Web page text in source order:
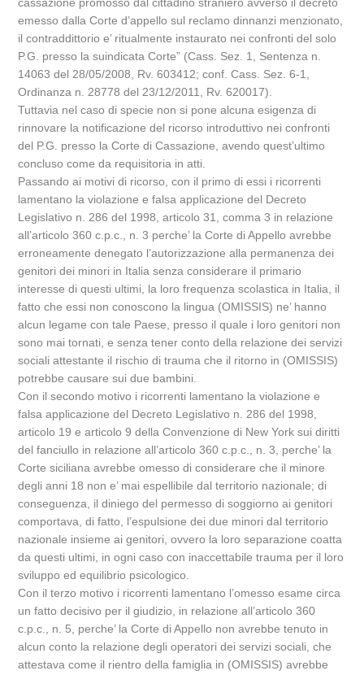
emesso dalla Corte d’appello sul reclamo dinnanzi menzionato,
il contraddittorio e’ ritualmente instaurato nei confronti del solo
P.G. presso la suindicata Corte” (Cass. Sez. 1, Sentenza n.
14063 del 28/05/2008, Rv. 603412; conf. Cass. Sez. 6-1,
Ordinanza n. 28778 del 23/12/2011, Rv. 620017).
Tuttavia nel caso di specie non si pone alcuna esigenza di
rinnovare la notificazione del ricorso introduttivo nei confronti
del P.G. presso la Corte di Cassazione, avendo quest’ultimo
concluso come da requisitoria in atti.
Passando ai motivi di ricorso, con il primo di essi i ricorrenti
lamentano la violazione e falsa applicazione del Decreto
Legislativo n. 286 del 1998, articolo 31, comma 3 in relazione
all’articolo 360 c.p.c., n. 3 perche’ la Corte di Appello avrebbe
erroneamente denegato l’autorizzazione alla permanenza dei
genitori dei minori in Italia senza considerare il primario
interesse di questi ultimi, la loro frequenza scolastica in Italia, il
fatto che essi non conoscono la lingua (OMISSIS) ne’ hanno
alcun legame con tale Paese, presso il quale i loro genitori non
sono mai tornati, e senza tener conto della relazione dei servizi
sociali attestante il rischio di trauma che il ritorno in (OMISSIS)
potrebbe causare sui due bambini.
Con il secondo motivo i ricorrenti lamentano la violazione e
falsa applicazione del Decreto Legislativo n. 286 del 1998,
articolo 19 e articolo 9 della Convenzione di New York sui diritti
del fanciullo in relazione all’articolo 360 c.p.c., n. 3, perche’ la
Corte siciliana avrebbe omesso di considerare che il minore
degli anni 18 non e’ mai espellibile dal territorio nazionale; di
conseguenza, il diniego del permesso di soggiorno ai genitori
comportava, di fatto, l’espulsione dei due minori dal territorio
nazionale insieme ai genitori, ovvero la loro separazione coatta
da questi ultimi, in ogni caso con inaccettabile trauma per il loro
sviluppo ed equilibrio psicologico.
Con il terzo motivo i ricorrenti lamentano l’omesso esame circa
un fatto decisivo per il giudizio, in relazione all’articolo 360
c.p.c., n. 5, perche’ la Corte di Appello non avrebbe tenuto in
alcun conto la relazione degli operatori dei servizi sociali, che
attestava come il rientro della famiglia in (OMISSIS) avrebbe